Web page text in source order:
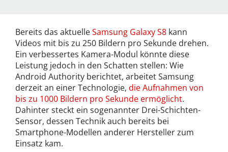
Bereits das aktuelleSamsung Galaxy S8 kann
Videos mit bis zu 250 Bildern pro Sekunde drehen.
Ein verbessertes Kamera-Modul könnte diese
Leistung jedoch in den Schatten stellen: Wie
Android Authority berichtet, arbeitet Samsung
derzeit an einer Technologie, die Aufnahmen von
bis zu 1000 Bildern pro Sekunde ermöglicht.
Dahinter steckt ein sogenannter Drei-Schichten-
Sensor, dessen Technik auch bereits bei
Smartphone-Modellen anderer Hersteller zum
Einsatz kam.